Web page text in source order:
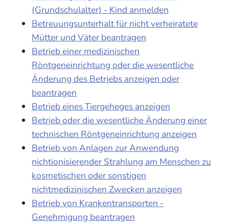
(Grundschulalter) - Kind anmelden
Betreuungsunterhalt für nicht verheiratete
Mütter und Väter beantragen
Betrieb einer medizinischen
Röntgeneinrichtung oder die wesentliche
Änderung des Betriebs anzeigen oder
beantragen
Betrieb eines Tiergeheges anzeigen
Betrieb oder die wesentliche Änderung einer
technischen Röntgeneinrichtung anzeigen
Betrieb von Anlagen zur Anwendung
nichtionisierender Strahlung am Menschen zu
kosmetischen oder sonstigen
nichtmedizinischen Zwecken anzeigen
Betrieb von Krankentransporten -
Genehmigung beantragen